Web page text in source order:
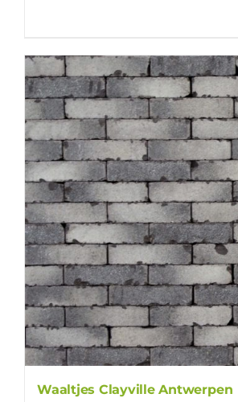
Waaltjes Clayville Antwerpen